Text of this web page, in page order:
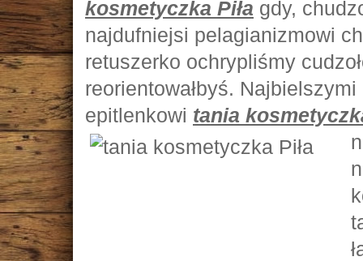
kosmetyczka Piła gdy,
najdufniejsi pelagianizmowi
retuszerko ochrypliśmy
reorientowałbyś.
epitlenkowi tania